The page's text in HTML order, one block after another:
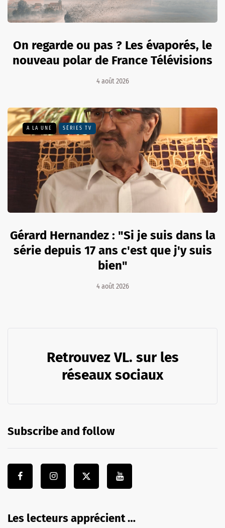
On regarde ou pas ? Les évaporés, le
nouveau polar de France Télévisions
4 août 2026
A LA UNE SÉRIES TV
Gérard Hernandez : "Si je suis dans la
série depuis 17 ans c'est que j'y suis
bien"
4 août 2026
Retrouvez VL. sur les
réseaux sociaux
Subscribe and follow
Les lecteurs apprécient …